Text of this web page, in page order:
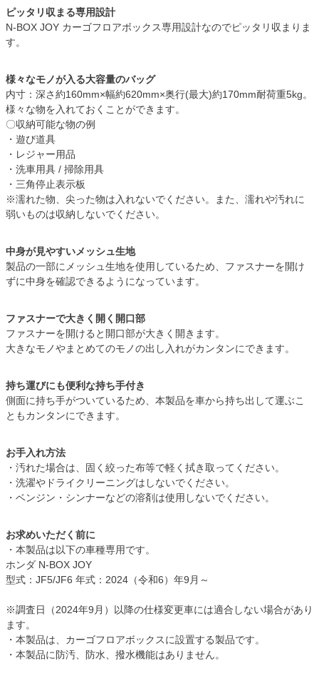
ピッタリ収まる専用設計
N-BOX JOY カーゴフロアボックス専用設計なのでピッタリ収まりま
す。
様々なモノが入る大容量のバッグ
内寸：深さ約160mm×幅約620mm×奥行(最大)約170mm耐荷重5kg。
様々な物を入れておくことができます。
〇収納可能な物の例
・遊び道具
・レジャー用品
・洗車用具 / 掃除用具
・三角停止表示板
※濡れた物、尖った物は入れないでください。また、濡れや汚れに
弱いものは収納しないでください。
中身が見やすいメッシュ生地
製品の一部にメッシュ生地を使用しているため、ファスナーを開け
ずに中身を確認できるようになっています。
ファスナーで大きく開く開口部
ファスナーを開けると開口部が大きく開きます。
大きなモノやまとめてのモノの出し入れがカンタンにできます。
持ち運びにも便利な持ち手付き
側面に持ち手がついているため、本製品を車から持ち出して運ぶこ
ともカンタンにできます。
お手入れ方法
・汚れた場合は、固く絞った布等で軽く拭き取ってください。
・洗濯やドライクリーニングはしないでください。
・ベンジン・シンナーなどの溶剤は使用しないでください。
お求めいただく前に
・本製品は以下の車種専用です。
ホンダ N-BOX JOY
型式：JF5/JF6 年式：2024（令和6）年9月～
※調査日（2024年9月）以降の仕様変更車には適合しない場合があり
ます。
・本製品は、カーゴフロアボックスに設置する製品です。
・本製品に防汚、防水、撥水機能はありません。